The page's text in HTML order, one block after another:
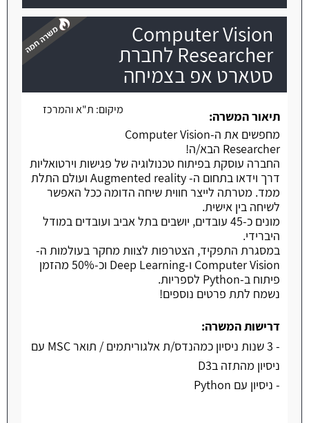
Computer Vision
Researcher לחברת
סטארט אפ בצמיחה
משרה חמה
מיקום: ת"א והמרכז
תיאור המשרה:
מחפשים את ה-Computer Vision
Researcher הבא/ה!
החברה עוסקת בפיתוח טכנולוגיה של פגישות וירטואליות
דרך וידאו בתחום ה- Augmented reality ועולם התלת
ממד. מטרתה לייצר חווית שיחה הדומה ככל האפשר
לשיחה בין אישית.
מונים כ-45 עובדים, יושבים בתל אביב ועובדים במודל
היברידי.
במסגרת התפקיד, הצטרפות לצוות מחקר בעולמות ה-
Computer Vision ו-Deep Learning וכ-50% מהזמן
פיתוח ב-Python לספריות.
נשמח לתת פרטים נוספים!
דרישות המשרה:
- 3 שנות ניסיון כמהנדס/ת אלגוריתמים / תואר MSC עם
ניסיון מהתזה בD3
- ניסיון עם Python